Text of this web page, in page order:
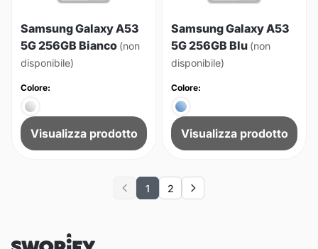
Samsung Galaxy A53
5G 256GB Bianco (non
disponibile)
Colore:
Visualizza prodotto
Samsung Galaxy A53
5G 256GB Blu (non
disponibile)
Colore:
Visualizza prodotto
Previous
1 2 Next